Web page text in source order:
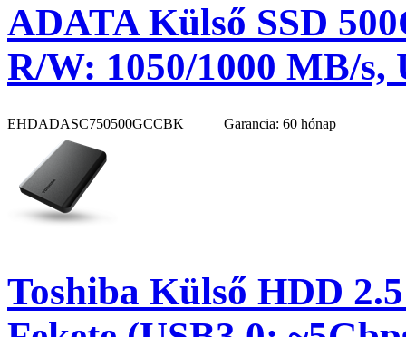
ADATA Külső SSD
R/W: 1050/1000 MB/s,
EHDADASC750500GCCBK Garancia: 60 hónap
Toshiba Külső HDD